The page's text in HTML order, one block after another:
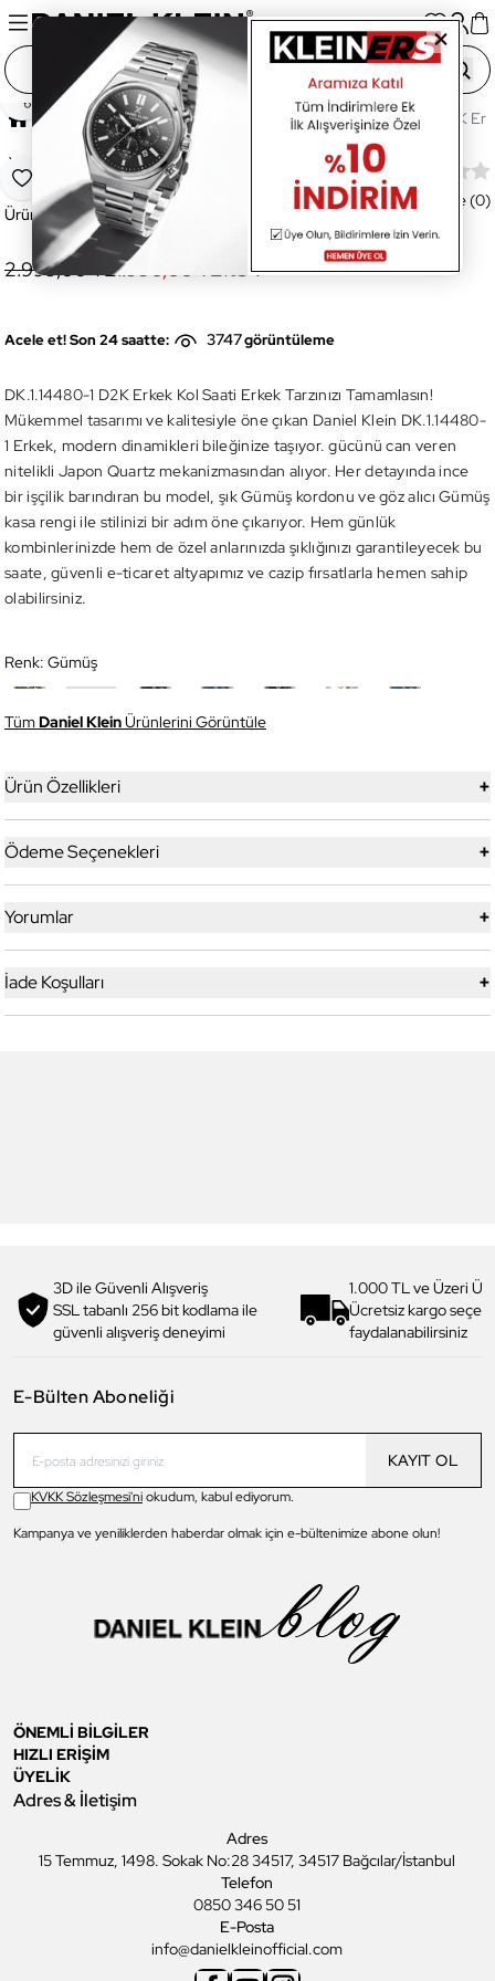
Ana Sayfa Saatler Erkek Saat DK.1.14480-1 D2K
Favoriye Ekle
Yeni
Paylaş
DK.1.14480-1 D2K Erkek Kol Saati
Ürün Kodu:DK.1.14480-1
Değerlendirme (0)
2.999,00 TL1.990,00 TL%34
Acele et! Son 24 saatte: 3747görüntüleme
DK.1.14480-1 D2K Erkek Kol Saati Erkek Tarzınızı Tamamlasın!
Mükemmel tasarımı ve kalitesiyle öne çıkan Daniel Klein DK.1.14480-
1 Erkek, modern dinamikleri bileğinize taşıyor. gücünü can veren
nitelikli Japon Quartz mekanizmasından alıyor. Her detayında ince
bir işçilik barındıran bu model, şık Gümüş kordonu ve göz alıcı Gümüş
kasa rengi ile stilinizi bir adım öne çıkarıyor. Hem günlük
kombinlerinizde hem de özel anlarınızda şıklığınızı garantileyecek bu
saate, güvenli e-ticaret altyapımız ve cazip fırsatlarla hemen sahip
olabilirsiniz.
Renk: Gümüş
TümDaniel KleinÜrünlerini Görüntüle
Ürün Özellikleri +
Ödeme Seçenekleri +
Yorumlar +
İade Koşulları +
3D ile Güvenli Alışveriş
SSL tabanlı 256 bit kodlama ile
güvenli alışveriş deneyimi
1.000 TL ve Üzeri
Ücretsiz kargo
faydalanabilirsiniz
E-Bülten Aboneliği
KAYIT OL
KVKK Sözleşmesi'niokudum, kabul ediyorum.
Kampanya ve yeniliklerden haberdar olmak için e-bültenimize abone olun!
ÖNEMLİ BİLGİLER
HIZLI ERİŞİM
ÜYELİK
Adres & İletişim
Adres
15 Temmuz, 1498. Sokak No:28 34517, 34517 Bağcılar/İstanbul
Telefon
0850 346 50 51
E-Posta
info@danielkleinofficial.com